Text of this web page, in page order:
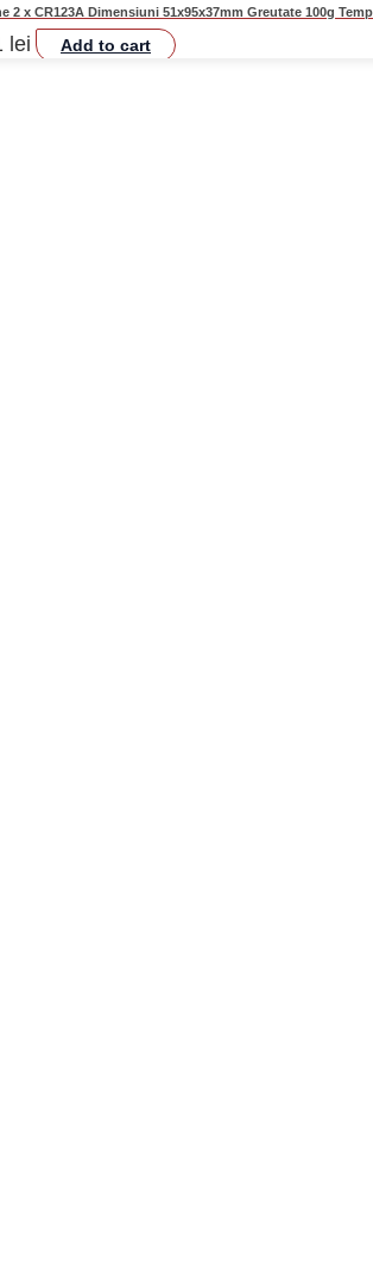
x CR123A Dimensiuni 51x95x37mm Greutate 100g
lei Add to cart